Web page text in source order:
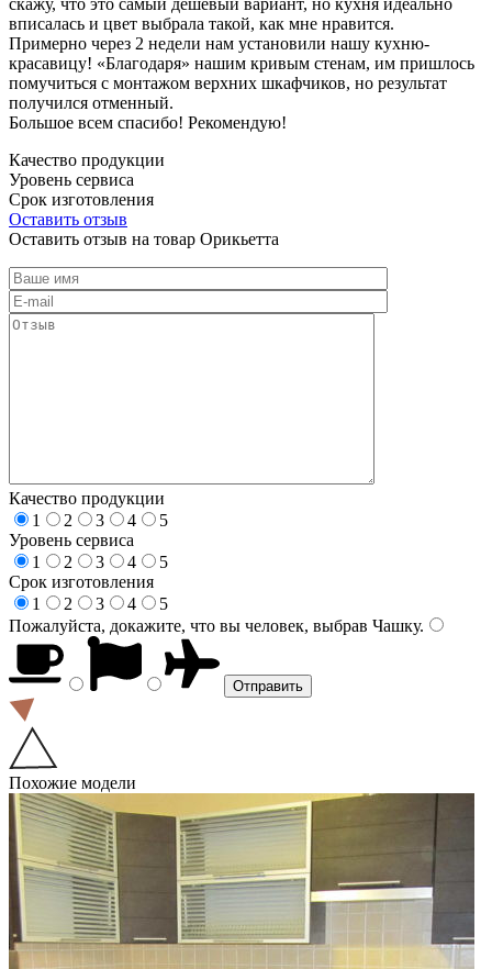
вписалась и цвет выбрала такой, как мне нравится.
Примерно через 2 недели нам установили нашу кухню-
красавицу! «Благодаря» нашим кривым стенам, им пришлось
помучиться с монтажом верхних шкафчиков, но результат
получился отменный.
Большое всем спасибо! Рекомендую!
Качество продукции
Уровень сервиса
Срок изготовления
Оставить отзыв
Оставить отзыв на товар Орикьетта
Качество продукции
1
2 3 4
5
Уровень сервиса
1
2 3 4
5
Срок изготовления
1
2 3 4
5
Пожалуйста, докажите, что вы человек, выбрав Чашку.
Похожие модели